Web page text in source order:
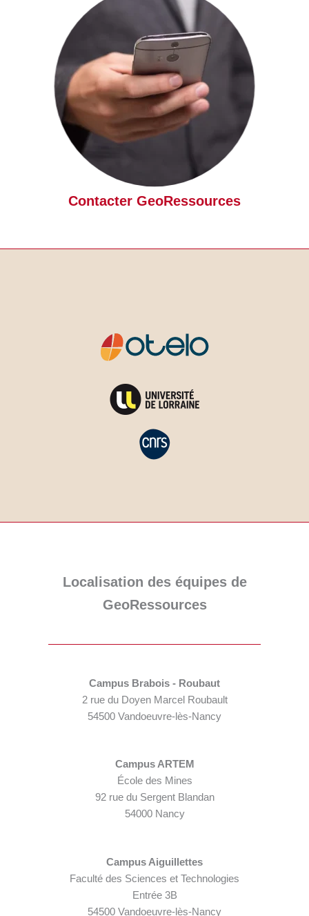
Contacter GeoRessources
Localisation des équipes de
GeoRessources
Campus Brabois - Roubaut
2 rue du Doyen Marcel Roubault
54500 Vandoeuvre-lès-Nancy
Campus ARTEM
École des Mines
92 rue du Sergent Blandan
54000 Nancy
Campus Aiguillettes
Faculté des Sciences et Technologies
Entrée 3B
54500 Vandoeuvre-lès-Nancy